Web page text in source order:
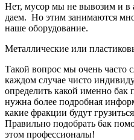
Нет, мусор мы не вывозим и в
даем. Но этим занимаются
наше оборудование.
Металлические или
Такой вопрос мы очень часто
каждом случае чисто
определить какой именно бак
нужна более подробная
какие фракции будут
Правильно подобрать бак
этом профессионалы!